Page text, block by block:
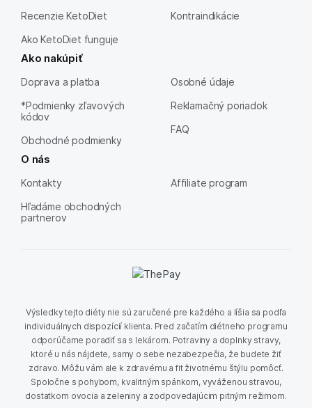
Recenzie KetoDiet
Ako KetoDiet funguje
Kontraindikácie
Ako nakúpiť
Doprava a platba
*Podmienky zľavových
kódov
Obchodné podmienky
Osobné údaje
Reklamačný poriadok
FAQ
O nás
Kontakty
Hľadáme obchodných
partnerov
Affiliate program
Výsledky tejto diéty nie sú zaručené pre každého a líšia sa podľa
individuálnych dispozícií klienta. Pred začatím diétneho programu
odporúčame poradiť sa s lekárom. Potraviny a doplnky stravy,
ktoré u nás nájdete, samy o sebe nezabezpečia, že budete žiť
zdravo. Môžu vám ale k zdravému a fit životnému štýlu pomôcť.
Spoločne s pohybom, kvalitným spánkom, vyváženou stravou,
dostatkom ovocia a zeleniny a zodpovedajúcim pitným režimom.